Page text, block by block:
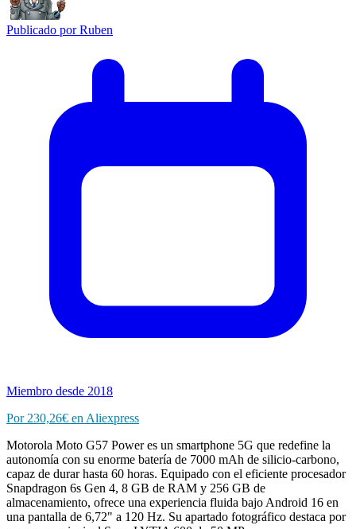
Publicado porRuben
Miembro desde 2018
Por 230,26€ en Aliexpress
Motorola Moto G57 Power es un smartphone 5G que redefine la
autonomía con su enorme batería de 7000 mAh de silicio-carbono,
capaz de durar hasta 60 horas. Equipado con el eficiente procesador
Snapdragon 6s Gen 4, 8 GB de RAM y 256 GB de
almacenamiento, ofrece una experiencia fluida bajo Android 16 en
una pantalla de 6,72" a 120 Hz. Su apartado fotográfico destaca por